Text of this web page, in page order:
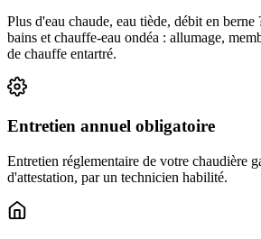
Plus d'eau chaude, eau tiède, débit en
bains et chauffe-eau ondéa : allumage,
de chauffe entartré.
Entretien annuel obligatoire
Entretien réglementaire de votre chaudière
d'attestation, par un technicien habilité.